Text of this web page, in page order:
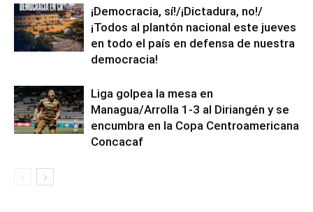
¡Democracia, sí!/¡Dictadura, no!/
¡Todos al plantón nacional este jueves
en todo el país en defensa de nuestra
democracia!
Liga golpea la mesa en
Managua/Arrolla 1-3 al Diriangén y se
encumbra en la Copa Centroamericana
Concacaf